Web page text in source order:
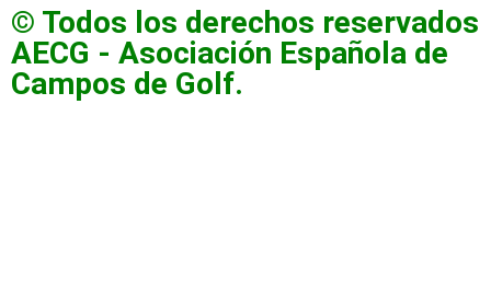
© Todos los derechos reservados
AECG - Asociación Española de
Campos de Golf.